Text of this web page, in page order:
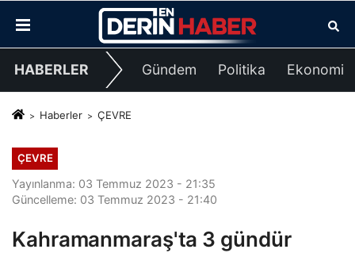
HABERLER Gündem Politika Ekonomi
Haberler ÇEVRE
ÇEVRE
Yayınlanma: 03 Temmuz 2023 - 21:35
Güncelleme: 03 Temmuz 2023 - 21:40
Kahramanmaraş'ta 3 gündür